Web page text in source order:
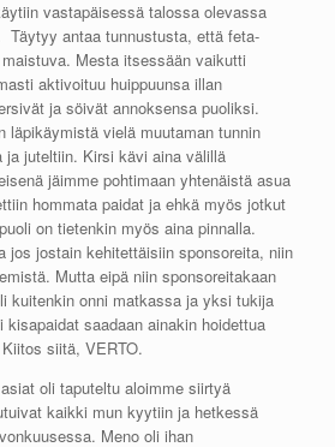
vastapäisessä talossa olevassa
Täytyy antaa tunnustusta, että feta-
Mesta itsessään vaikutti
aktivoituu huippuunsa illan
ja söivät annoksensa puoliksi.
läpikäymistä vielä muutaman tunnin
ja juteltiin. Kirsi kävi aina välillä
jäimme pohtimaan yhtenäistä asua
hommata paidat ja ehkä myös jotkut
on tietenkin myös aina pinnalla.
jos jostain kehitettäisiin sponsoreita, niin
Mutta eipä niin sponsoreitakaan
kuitenkin onni matkassa ja yksi tukija
saadaan ainakin hoidettua
siitä, VERTO.
oli taputeltu aloimme siirtyä
kaikki mun kyytiin ja hetkessä
Meno oli ihan